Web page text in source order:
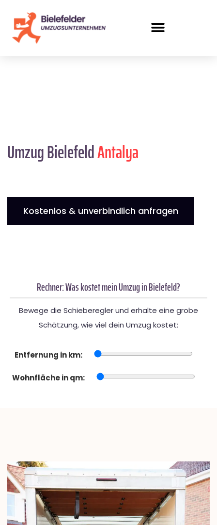
Umzug BielefeldAntalya
Kostenlos & unverbindlich anfragen
Rechner: Was kostet mein Umzug in Bielefeld?
Bewege die Schieberegler und erhalte eine grobe
Schätzung, wie viel dein Umzug kostet:
Entfernung in km:
Wohnfläche in qm: